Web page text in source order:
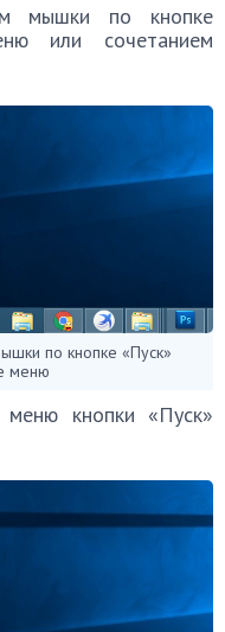
мышки по кнопке
или сочетанием
по кнопке «Пуск»
меню
меню кнопки «Пуск»